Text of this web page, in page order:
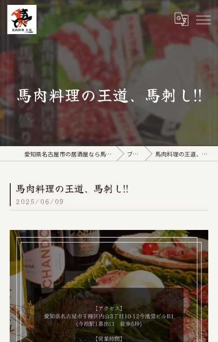
馬肉料理の王道、馬刺し‼︎
愛知県名古屋市の居酒屋なら馬肉料理 左馬 ブログ 馬肉料理の王道、馬刺し‼︎
馬肉料理の王道、馬刺し‼︎
2025/06/09